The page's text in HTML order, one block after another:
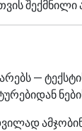
შექმნილი
—